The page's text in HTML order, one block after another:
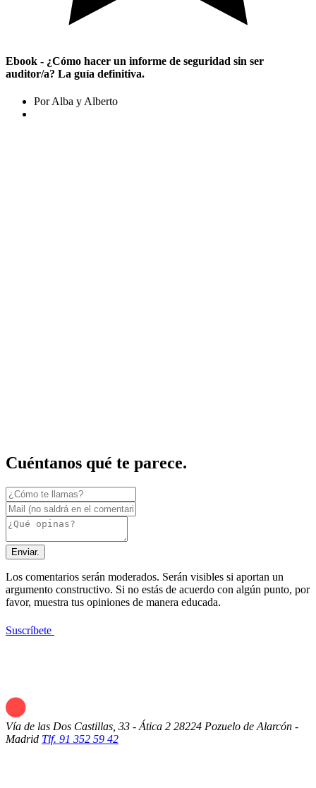
Ebook - ¿Cómo hacer un informe de seguridad sin ser
auditor/a? La guía definitiva.
Por Alba y Alberto
Cuéntanos qué te parece.
Enviar.
Los comentarios serán moderados. Serán visibles si aportan un
argumento constructivo. Si no estás de acuerdo con algún punto, por
favor, muestra tus opiniones de manera educada.
Suscríbete
Vía de las Dos Castillas, 33 - Ática 2 28224 Pozuelo de Alarcón -
Madrid Tlf. 91 352 59 42